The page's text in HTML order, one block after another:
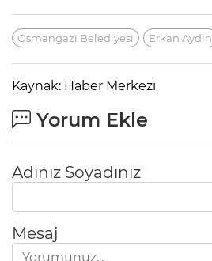
Osmangazi Belediyesi Erkan Aydın
Kaynak: Haber Merkezi
Yorum Ekle
Adınız Soyadınız
Mesaj